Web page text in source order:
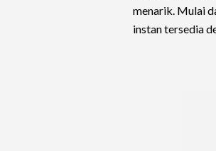
menarik. Mulai
instan tersedia